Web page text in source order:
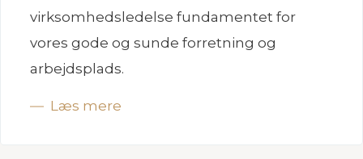
virksomhedsledelse fundamentet for
vores gode og sunde forretning og
arbejdsplads.
Læs mere